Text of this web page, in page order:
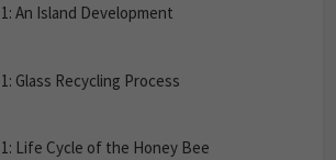
An Island Development
Glass Recycling Process
1: Life Cycle of the Honey Bee